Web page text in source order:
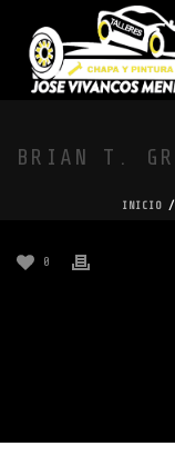
BRIAN T.
INICIO /
0